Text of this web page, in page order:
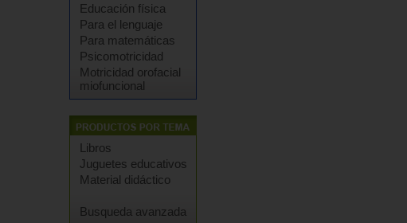
Educación física
Para el lenguaje
Para matemáticas
Psicomotricidad
Motricidad orofacial
miofuncional
Libros
Juguetes educativos
Material didáctico
Busqueda avanzada